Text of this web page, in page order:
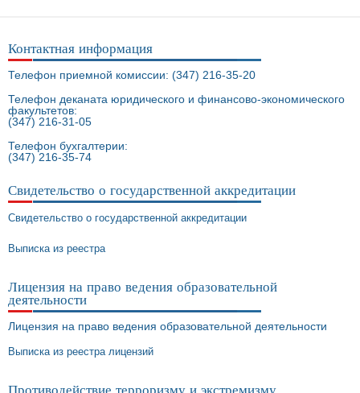
Контактная информация
Телефон приемной комиссии: (347) 216-35-20
Телефон деканата юридического и финансово-экономического
факультетов:
(347) 216-31-05
Телефон бухгалтерии:
(347) 216-35-74
Свидетельство о государственной аккредитации
Свидетельство о государственной аккредитации
Выписка из реестра
Лицензия на право ведения образовательной
деятельности
Лицензия на право ведения образовательной деятельности
Выписка из реестра лицензий
Противодействие терроризму и экстремизму